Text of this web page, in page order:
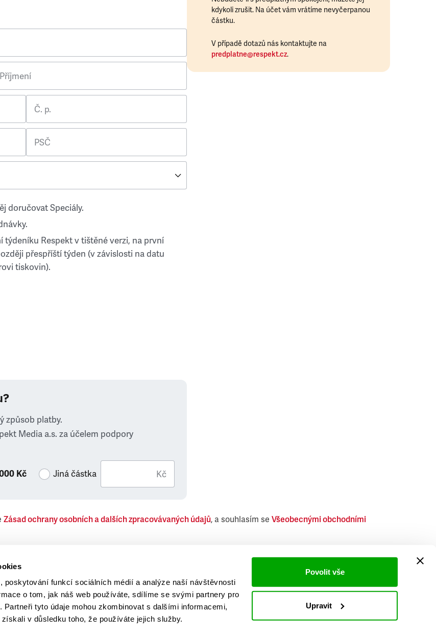
poskytování funkcí sociálních médií a analýze naší návštěvnosti
o tom, jak náš web používáte, sdílíme se svými partnery pro
tyto údaje mohou zkombinovat s dalšími informacemi,
v důsledku toho, že používáte jejich služby.
Povolit vše
Upravit
Příjmení
Č. p.
PSČ
doručovat Speciály.
týdeníku Respekt v tištěné verzi, na první
přespříští týden (v závislosti na datu
tiskovin).
způsob platby.
Media a.s. za účelem podpory
Kč Jiná částka Kč
kdykoli zrušit. Na účet vám vrátíme nevyčerpanou
částku.
V případě dotazů nás kontaktujte na
predplatne@respekt.cz.
Zásad ochrany osobních a dalších zpracovávaných údajů, a souhlasím se Všeobecnými obchodními